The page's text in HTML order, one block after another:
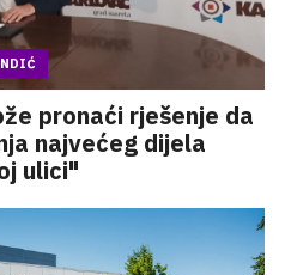
pronaći rješenje da
najvećeg dijela
ulici"